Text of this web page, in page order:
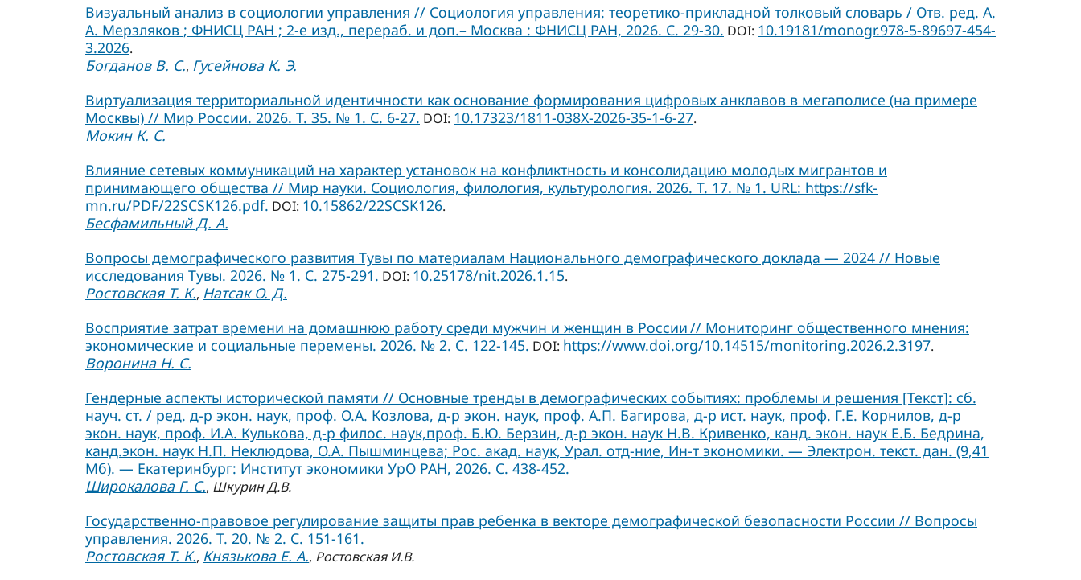
Визуальный анализ в социологии управления // Социология управления: теоретико-прикладной толковый словарь / Отв. ред. А.
А. Мерзляков ; ФНИСЦ РАН ; 2-е изд., перераб. и доп.– Москва : ФНИСЦ РАН, 2026. С. 29-30. DOI: 10.19181/monogr.978-5-89697-454-
3.2026.
Богданов В. С., Гусейнова К. Э.
Виртуализация территориальной идентичности как основание формирования цифровых анклавов в мегаполисе (на примере
Москвы) // Мир России. 2026. Т. 35. № 1. С. 6-27. DOI: 10.17323/1811-038Х-2026-35-1-6-27.
Мокин К. С.
Влияние сетевых коммуникаций на характер установок на конфликтность и консолидацию молодых мигрантов и
принимающего общества // Мир науки. Социология, филология, культурология. 2026. Т. 17. № 1. URL: https://sfk-
mn.ru/PDF/22SCSK126.pdf. DOI: 10.15862/22SCSK126.
Бесфамильный Д. А.
Вопросы демографического развития Тувы по материалам Национального демографического доклада — 2024 // Новые
исследования Тувы. 2026. № 1. С. 275-291. DOI: 10.25178/nit.2026.1.15.
Ростовская Т. К., Натсак О. Д.
Восприятие затрат времени на домашнюю работу среди мужчин и женщин в России // Мониторинг общественного мнения:
экономические и социальные перемены. 2026. № 2. С. 122-145. DOI: https://www.doi.org/10.14515/monitoring.2026.2.3197.
Воронина Н. С.
Гендерные аспекты исторической памяти // Основные тренды в демографических событиях: проблемы и решения [Текст]: сб.
науч. ст. / ред. д-р экон. наук, проф. О.А. Козлова, д-р экон. наук, проф. А.П. Багирова, д-р ист. наук, проф. Г.Е. Корнилов, д-р
экон. наук, проф. И.А. Кулькова, д-р филос. наук,проф. Б.Ю. Берзин, д-р экон. наук Н.В. Кривенко, канд. экон. наук Е.Б. Бедрина,
канд.экон. наук Н.П. Неклюдова, О.А. Пышминцева; Рос. акад. наук, Урал. отд-ние, Ин-т экономики. — Электрон. текст. дан. (9,41
Мб). — Екатеринбург: Институт экономики УрО РАН, 2026. С. 438-452.
Широкалова Г. С., Шкурин Д.В.
Государственно-правовое регулирование защиты прав ребенка в векторе демографической безопасности России // Вопросы
управления. 2026. Т. 20. № 2. С. 151-161.
Ростовская Т. К., Князькова Е. А., Ростовская И.В.